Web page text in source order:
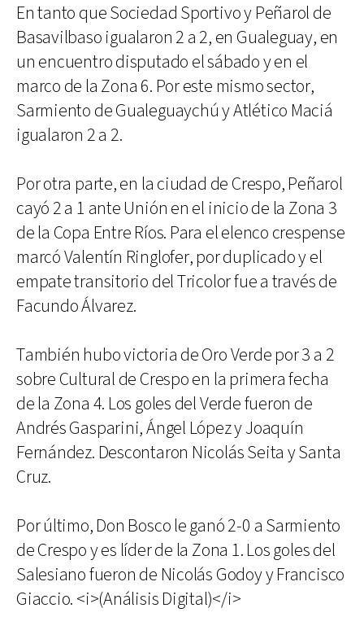
En tanto que Sociedad Sportivo y Peñarol de
Basavilbaso igualaron 2 a 2, en Gualeguay, en
un encuentro disputado el sábado y en el
marco de la Zona 6. Por este mismo sector,
Sarmiento de Gualeguaychú y Atlético Maciá
igualaron 2 a 2.
Por otra parte, en la ciudad de Crespo, Peñarol
cayó 2 a 1 ante Unión en el inicio de la Zona 3
de la Copa Entre Ríos. Para el elenco crespense
marcó Valentín Ringlofer, por duplicado y el
empate transitorio del Tricolor fue a través de
Facundo Álvarez.
También hubo victoria de Oro Verde por 3 a 2
sobre Cultural de Crespo en la primera fecha
de la Zona 4. Los goles del Verde fueron de
Andrés Gasparini, Ángel López y Joaquín
Fernández. Descontaron Nicolás Seita y Santa
Cruz.
Por último, Don Bosco le ganó 2-0 a Sarmiento
de Crespo y es líder de la Zona 1. Los goles del
Salesiano fueron de Nicolás Godoy y Francisco
Giaccio. <i>(Análisis Digital)</i>